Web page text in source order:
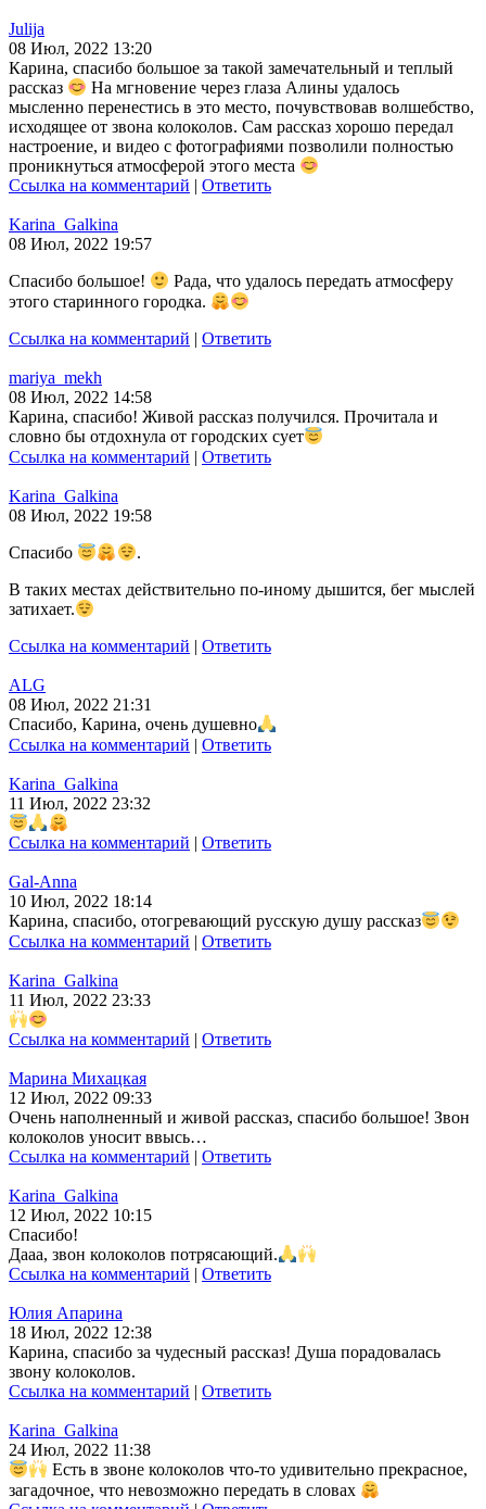
Julija
08 Июл, 2022 13:20
Карина, спасибо большое за такой замечательный и теплый
рассказ
На мгновение через глаза Алины удалось
мысленно перенестись в это место, почувствовав волшебство,
исходящее от звона колоколов. Сам рассказ хорошо передал
настроение, и видео с фотографиями позволили полностью
проникнуться атмосферой этого места
Ссылка на комментарий | Ответить
Karina_Galkina
08 Июл, 2022 19:57
Спасибо большое!
Рада, что удалось передать атмосферу
этого старинного городка.
Ссылка на комментарий | Ответить
mariya_mekh
08 Июл, 2022 14:58
Карина, спасибо! Живой рассказ получился. Прочитала и
словно бы отдохнула от городских сует
Ссылка на комментарий | Ответить
Karina_Galkina
08 Июл, 2022 19:58
Спасибо
.
В таких местах действительно по-иному дышится, бег мыслей
затихает.
Ссылка на комментарий | Ответить
ALG
08 Июл, 2022 21:31
Спасибо, Карина, очень душевно
Ссылка на комментарий | Ответить
Karina_Galkina
11 Июл, 2022 23:32
Ссылка на комментарий | Ответить
Gal-Anna
10 Июл, 2022 18:14
Карина, спасибо, отогревающий русскую душу рассказ
Ссылка на комментарий | Ответить
Karina_Galkina
11 Июл, 2022 23:33
Ссылка на комментарий | Ответить
Марина Михацкая
12 Июл, 2022 09:33
Очень наполненный и живой рассказ, спасибо большое! Звон
колоколов уносит ввысь…
Ссылка на комментарий | Ответить
Karina_Galkina
12 Июл, 2022 10:15
Спасибо!
Дааа, звон колоколов потрясающий.
Ссылка на комментарий | Ответить
Юлия Апарина
18 Июл, 2022 12:38
Карина, спасибо за чудесный рассказ! Душа порадовалась
звону колоколов.
Ссылка на комментарий | Ответить
Karina_Galkina
24 Июл, 2022 11:38
Есть в звоне колоколов что-то удивительно прекрасное,
загадочное, что невозможно передать в словах